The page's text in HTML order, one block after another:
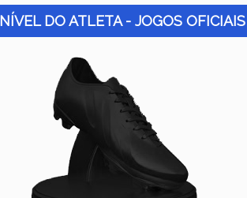
NÍVEL DO ATLETA - JOGOS OFICIAIS